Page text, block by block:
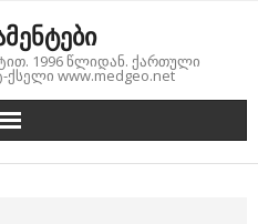
1996 წლიდან. ქართული
ქსელი www.medgeo.net